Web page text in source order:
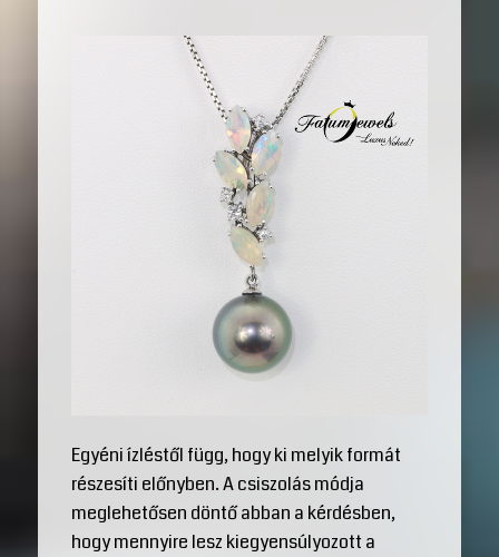
Egyéni ízléstől függ, hogy ki melyik formát
részesíti előnyben. A csiszolás módja
meglehetősen döntő abban a kérdésben,
hogy mennyire lesz kiegyensúlyozott a